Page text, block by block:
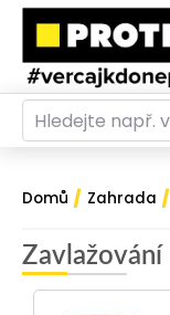
Domů / Zahrada /
Zavlažování